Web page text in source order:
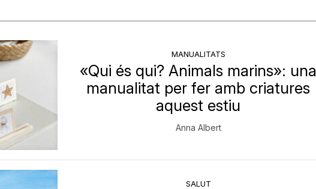
MANUALITATS
«Qui és qui? Animals marins»: una
manualitat per fer amb criatures
aquest estiu
Anna Albert
SALUT